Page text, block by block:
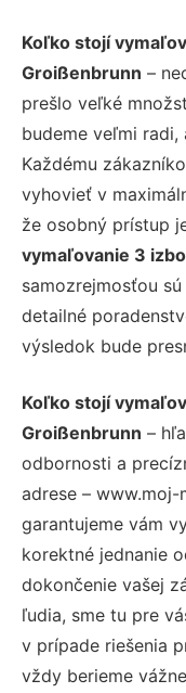
Koľko stojí
Groißenbrunn –
prešlo veľké
budeme veľmi radi,
Každému
vyhovieť v
že osobný prístup
vymaľovanie 3
samozrejmosťou
detailné
výsledok bude
Koľko stojí
Groißenbrunn –
odbornosti a
adrese – www.moj-
garantujeme vám
korektné jednanie
dokončenie vašej
ľudia, sme tu pre
v prípade riešenia
vždy berieme